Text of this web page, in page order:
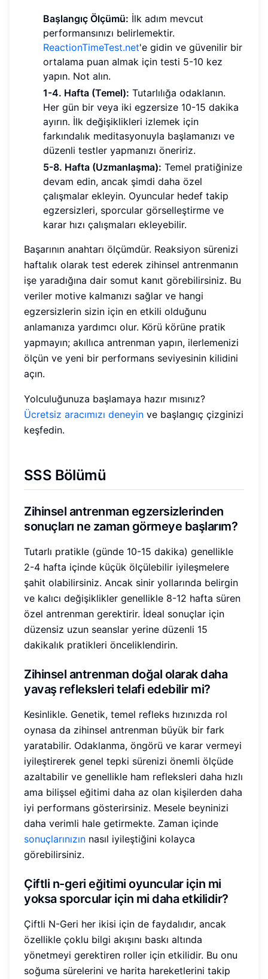
Başlangıç Ölçümü: İlk adım mevcut
performansınızı belirlemektir.
ReactionTimeTest.net'e gidin ve güvenilir bir
ortalama puan almak için testi 5-10 kez
yapın. Not alın.
1-4. Hafta (Temel): Tutarlılığa odaklanın.
Her gün bir veya iki egzersize 10-15 dakika
ayırın. İlk değişiklikleri izlemek için
farkındalık meditasyonuyla başlamanızı ve
düzenli testler yapmanızı öneririz.
5-8. Hafta (Uzmanlaşma): Temel pratiğinize
devam edin, ancak şimdi daha özel
çalışmalar ekleyin. Oyuncular hedef takip
egzersizleri, sporcular görselleştirme ve
karar hızı çalışmaları ekleyebilir.
Başarının anahtarı ölçümdür. Reaksiyon sürenizi
haftalık olarak test ederek zihinsel antrenmanın
işe yaradığına dair somut kanıt görebilirsiniz. Bu
veriler motive kalmanızı sağlar ve hangi
egzersizlerin sizin için en etkili olduğunu
anlamanıza yardımcı olur. Körü körüne pratik
yapmayın; akıllıca antrenman yapın, ilerlemenizi
ölçün ve yeni bir performans seviyesinin kilidini
açın.
Yolculuğunuza başlamaya hazır mısınız?
Ücretsiz aracımızı deneyin ve başlangıç çizginizi
keşfedin.
SSS Bölümü
Zihinsel antrenman egzersizlerinden
sonuçları ne zaman görmeye başlarım?
Tutarlı pratikle (günde 10-15 dakika) genellikle
2-4 hafta içinde küçük ölçülebilir iyileşmelere
şahit olabilirsiniz. Ancak sinir yollarında belirgin
ve kalıcı değişiklikler genellikle 8-12 hafta süren
özel antrenman gerektirir. İdeal sonuçlar için
düzensiz uzun seanslar yerine düzenli 15
dakikalık pratikleri önceliklendirin.
Zihinsel antrenman doğal olarak daha
yavaş refleksleri telafi edebilir mi?
Kesinlikle. Genetik, temel refleks hızınızda rol
oynasa da zihinsel antrenman büyük bir fark
yaratabilir. Odaklanma, öngörü ve karar vermeyi
iyileştirerek genel tepki sürenizi önemli ölçüde
azaltabilir ve genellikle ham refleksleri daha hızlı
ama bilişsel eğitimi daha az olan kişilerden daha
iyi performans gösterirsiniz. Mesele beyninizi
daha verimli hale getirmekte. Zaman içinde
sonuçlarınızın nasıl iyileştiğini kolayca
görebilirsiniz.
Çiftli n-geri eğitimi oyuncular için mi
yoksa sporcular için mi daha etkilidir?
Çiftli N-Geri her ikisi için de faydalıdır, ancak
özellikle çoklu bilgi akışını baskı altında
yönetmeyi gerektiren roller için etkilidir. Bu onu
soğuma sürelerini ve harita hareketlerini takip